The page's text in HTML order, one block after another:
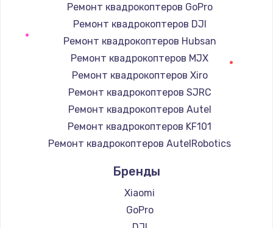
Заказать
Заказать
Замена регулятора режимов конфорки
Заказать
Ремонт квадрокоптеров GoPro
Ремонт квадрокоптеров DJI
Ремонт квадрокоптеров Hubsan
Ремонт квадрокоптеров MJX
Ремонт квадрокоптеров Xiro
Ремонт квадрокоптеров SJRC
Ремонт квадрокоптеров Autel
Ремонт квадрокоптеров KF101
Ремонт квадрокоптеров AutelRobotics
Бренды
Xiaomi
GoPro